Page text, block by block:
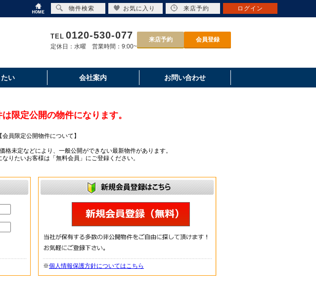
TEL 0120-530-077
定休日：水曜 営業時間：9:00~
来店予約 会員登録
い 会社案内 お問い合わせ
限定公開の物件になります。
【会員限定公開物件について】
格未定などにより、一般公開ができない最新物件があります。
りたいお客様は「無料会員」にご登録ください。
※個人情報保護方針についてはこちら
物件検索 お気に入り 来店予約 ログイン